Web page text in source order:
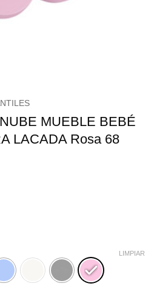
MUEBLE BEBÉ
LACADA Rosa 68
LIMPIAR